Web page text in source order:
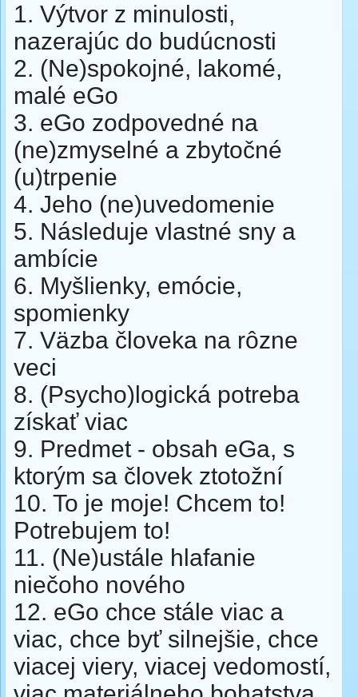
1. Výtvor z minulosti,
nazerajúc do budúcnosti
2. (Ne)spokojné, lakomé,
malé eGo
3. eGo zodpovedné na
(ne)zmyselné a zbytočné
(u)trpenie
4. Jeho (ne)uvedomenie
5. Následuje vlastné sny a
ambície
6. Myšlienky, emócie,
spomienky
7. Väzba človeka na rôzne
veci
8. (Psycho)logická potreba
získať viac
9. Predmet - obsah eGa, s
ktorým sa človek ztotožní
10. To je moje! Chcem to!
Potrebujem to!
11. (Ne)ustále hlafanie
niečoho nového
12. eGo chce stále viac a
viac, chce byť silnejšie, chce
viacej viery, viacej vedomostí,